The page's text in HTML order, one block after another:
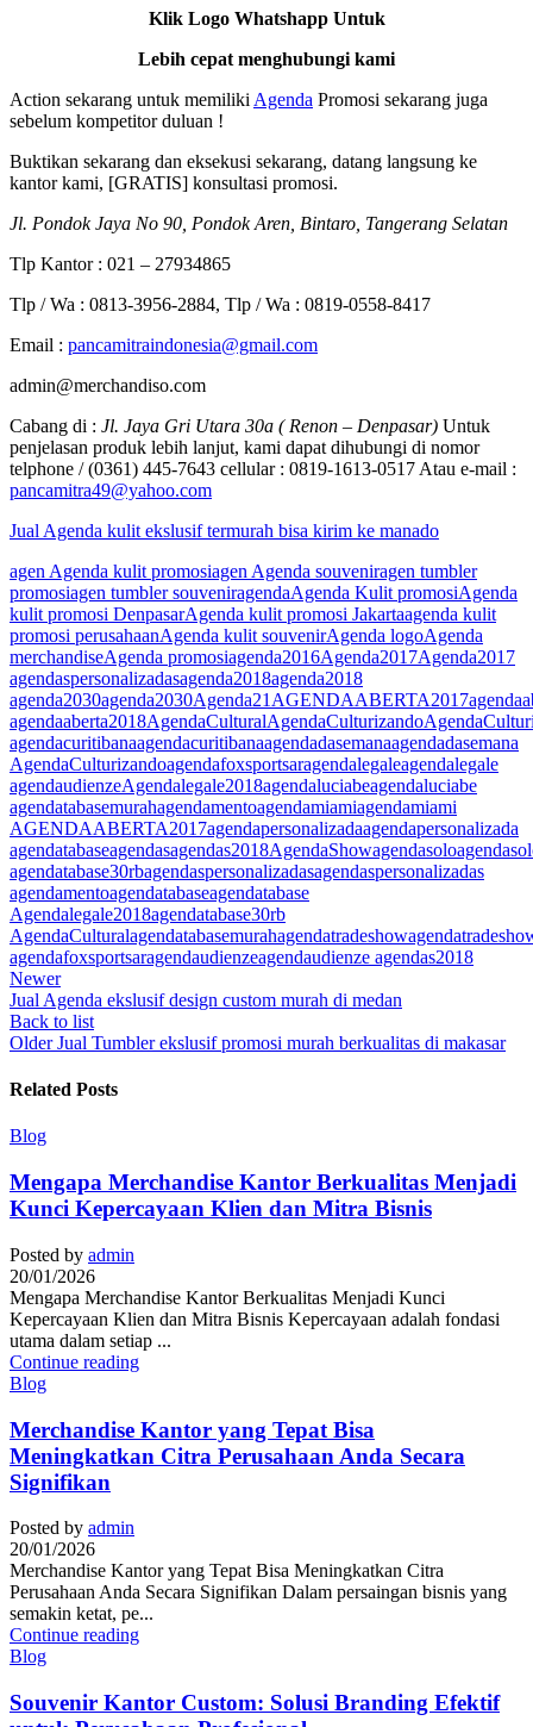
Klik Logo Whatshapp Untuk
Lebih cepat menghubungi kami
Action sekarang untuk memiliki Agenda Promosi sekarang juga
sebelum kompetitor duluan !
Buktikan sekarang dan eksekusi sekarang, datang langsung ke
kantor kami, [GRATIS] konsultasi promosi.
Jl. Pondok Jaya No 90, Pondok Aren, Bintaro, Tangerang Selatan
Tlp Kantor : 021 – 27934865
Tlp / Wa : 0813-3956-2884, Tlp / Wa : 0819-0558-8417
Email : pancamitraindonesia@gmail.com
admin@merchandiso.com
Cabang di : Jl. Jaya Gri Utara 30a ( Renon – Denpasar) Untuk
penjelasan produk lebih lanjut, kami dapat dihubungi di nomor
telphone / (0361) 445-7643 cellular : 0819-1613-0517 Atau e-mail :
pancamitra49@yahoo.com
Jual Agenda kulit ekslusif termurah bisa kirim ke manado
agen Agenda kulit promosiagen Agenda souveniragen tumbler
promosiagen tumbler souveniragendaAgenda Kulit promosiAgenda
kulit promosi DenpasarAgenda kulit promosi Jakartaagenda kulit
promosi perusahaanAgenda kulit souvenirAgenda logoAgenda
merchandiseAgenda promosiagenda2016Agenda2017Agenda2017
agendaspersonalizadasagenda2018agenda2018
agenda2030agenda2030Agenda21 AGENDAABERTA2017
agendaaberta2018AgendaCulturalAgendaCulturizando
agendacuritibanaagendacuritibanaagendadasemanaagendadasemana
AgendaCulturizandoagendafoxsportsaragendalegaleagendalegale
agendaudienzeAgendalegale2018agendaluciabeagendaluciabe
agendatabasemurahagendamentoagendamiamiagendamiami
AGENDAABERTA2017agendapersonalizadaagendapersonalizada
agendatabaseagendasagendas2018AgendaShowagendasolo
agendatabase30rbagendaspersonalizadasagendaspersonalizadas
agendamentoagendatabaseagendatabase
Agendalegale2018agendatabase30rb
AgendaCulturalagendatabasemurahagendatradeshow
agendafoxsportsaragendaudienzeagendaudienze agendas2018
Newer
Jual Agenda ekslusif design custom murah di medan
Back to list
Older Jual Tumbler ekslusif promosi murah berkualitas di makasar
Related Posts
Blog
Mengapa Merchandise Kantor Berkualitas Menjadi
Kunci Kepercayaan Klien dan Mitra Bisnis
Posted by admin
20/01/2026
Mengapa Merchandise Kantor Berkualitas Menjadi Kunci
Kepercayaan Klien dan Mitra Bisnis Kepercayaan adalah fondasi
utama dalam setiap ...
Continue reading
Blog
Merchandise Kantor yang Tepat Bisa
Meningkatkan Citra Perusahaan Anda Secara
Signifikan
Posted by admin
20/01/2026
Merchandise Kantor yang Tepat Bisa Meningkatkan Citra
Perusahaan Anda Secara Signifikan Dalam persaingan bisnis yang
semakin ketat, pe...
Continue reading
Blog
Souvenir Kantor Custom: Solusi Branding Efektif